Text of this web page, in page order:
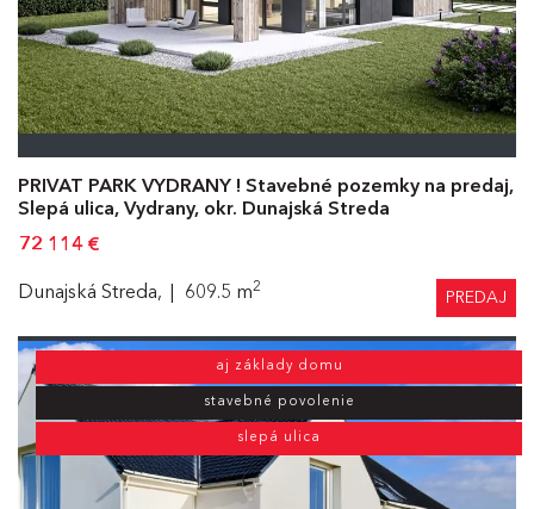
PRIVAT PARK VYDRANY ! Stavebné pozemky na predaj,
Slepá ulica, Vydrany, okr. Dunajská Streda
72 114 €
Dunajská Streda, 609.5 m2
PREDAJ
aj základy domu
stavebné povolenie
slepá ulica